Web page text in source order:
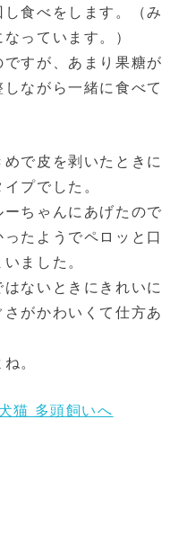
食べをします。（み
っています。）
すが、あまり果糖が
ながら一緒に食べて
で皮を剥いたときに
プでした。
ちゃんにあげたので
たようでペロッと口
ました。
ないときにきれいに
がかわいくて仕方あ
。